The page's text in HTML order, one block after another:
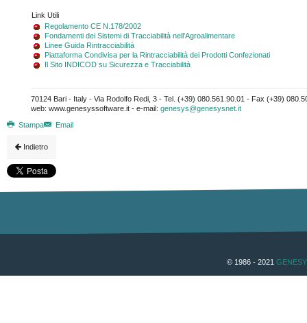
Link Utili
Regolamento CE N.178/2002
Fondamenti dei Sistemi di Tracciabilità nell'Agroalimentare
Linee Guida Rintracciabilità
Piattaforma Condivisa per la Rintracciabilità dei Prodotti Confezionati
Il Sito INDICOD su Sicurezza e Tracciabilità
70124 Bari - Italy - Via Rodolfo Redi, 3 - Tel. (+39) 080.561.90.01 - Fax (+39)
web: www.genesyssoftware.it - e-mail: genesys@genesysnet.it
Stampa
Email
Indietro
© 1986 - 2021